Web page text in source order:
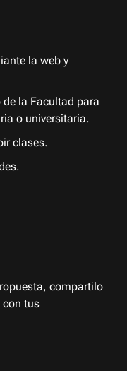
la web y
la Facultad para
o universitaria.
clases.
compartilo
con tus